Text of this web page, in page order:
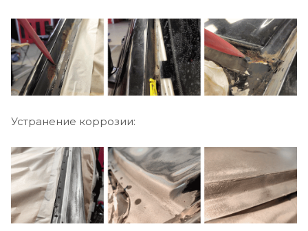
Устранение коррозии: